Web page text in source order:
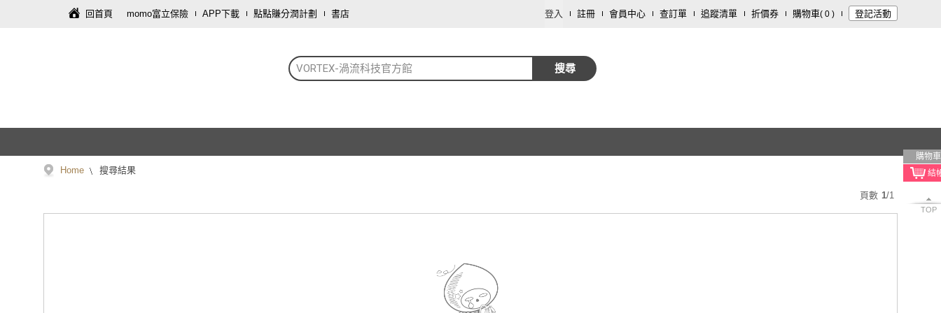
回首頁 momo富立保險 APP下載 點點賺分潤計劃 書店 登入 註冊 會員中心 查訂單 追蹤清單 折價券 購物車( 0 ) 登記活動
VORTEX-渦流科技官方館 搜尋
購物車
TOP
Home 搜尋結果
頁數 1/1